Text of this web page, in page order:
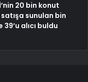
20 bin konut
sunulan bin
alıcı buldu